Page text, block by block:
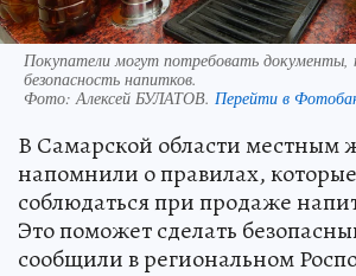
Покупатели могут потребовать
безопасность напитков.
Фото: Алексей БУЛАТОВ. Перейти в
В Самарской области местным
напомнили о правилах,
соблюдаться при продаже
Это поможет сделать
сообщили в региональном